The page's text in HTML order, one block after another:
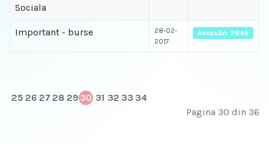
Sociala
Important - burse
28-02-
2017
Accesări: 2945
25 26 27 28 29 30 31 32 33 34
Pagina 30 din 36